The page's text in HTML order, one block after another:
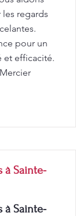
regards
pour un
et efficacité.
à Sainte-
à Sainte-